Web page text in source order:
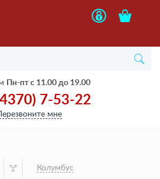
Пн-пт с 11.00 до 19.00
7-53-22
Перезвоните мне
Колумбус